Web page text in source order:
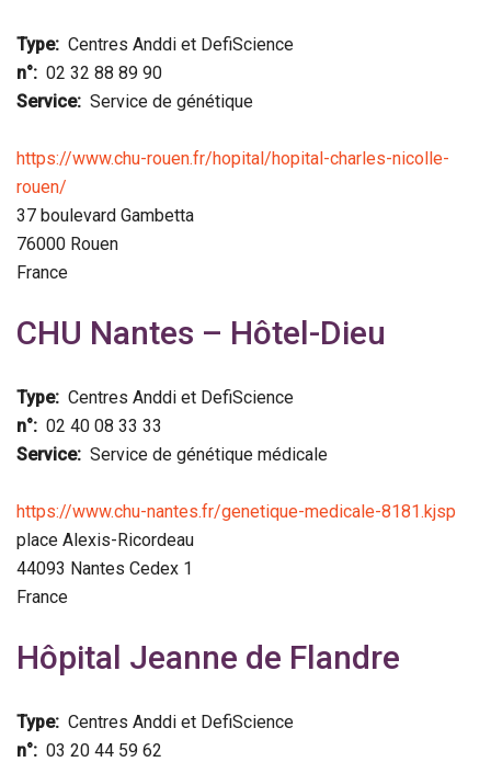
Type
Centres Anddi et DefiScience
n°
02 32 88 89 90
Service
Service de génétique
https://www.chu-rouen.fr/hopital/hopital-charles-nicolle-
rouen/
37 boulevard Gambetta
76000 Rouen
France
CHU Nantes – Hôtel-Dieu
Type
Centres Anddi et DefiScience
n°
02 40 08 33 33
Service
Service de génétique médicale
https://www.chu-nantes.fr/genetique-medicale-8181.kjsp
place Alexis-Ricordeau
44093 Nantes Cedex 1
France
Hôpital Jeanne de Flandre
Type
Centres Anddi et DefiScience
n°
03 20 44 59 62